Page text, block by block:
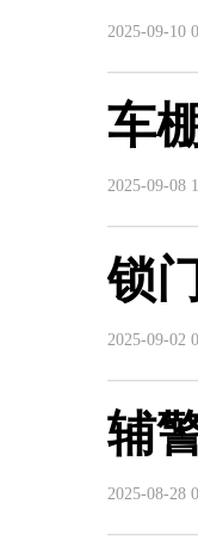
2025-09-10
车
2025-09-08
锁
2025-09-02
辅
2025-08-28